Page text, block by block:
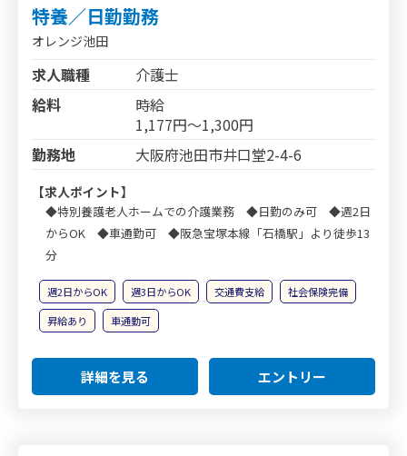
特養／日勤勤務
オレンジ池田
求人職種
介護士
給料
時給
1,177円～1,300円
勤務地
大阪府池田市井口堂2-4-6
【求人ポイント】
◆特別養護老人ホームでの介護業務 ◆日勤のみ可 ◆週2日
からOK ◆車通勤可 ◆阪急宝塚本線「石橋駅」より徒歩13
分
週2日からOK 週3日からOK 交通費支給
社会保険完備
昇給あり
車通勤可
詳細を見る エントリー